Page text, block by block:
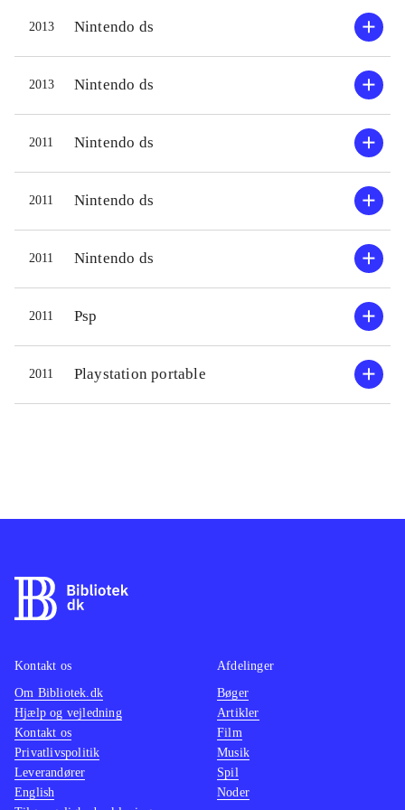
2013 Nintendo ds
2013 Nintendo ds
2011 Nintendo ds
2011 Nintendo ds
2011 Nintendo ds
2011 Psp
2011 Playstation portable
Kontakt os
Om Bibliotek.dk
Hjælp og vejledning
Kontakt os
Privatlivspolitik
Leverandører
English
Afdelinger
Bøger
Artikler
Film
Musik
Spil
Noder